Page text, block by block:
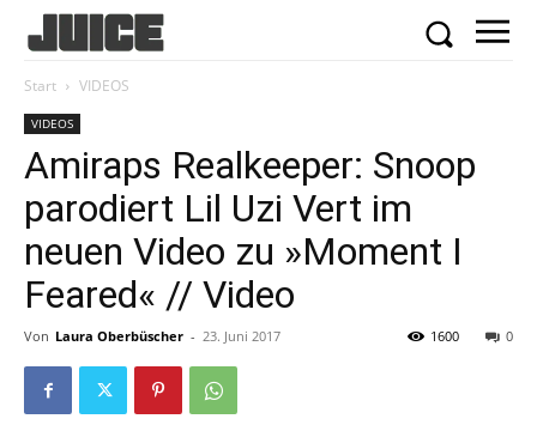
Start VIDEOS
VIDEOS
Amiraps Realkeeper: Snoop
parodiert Lil Uzi Vert im
neuen Video zu »Moment I
Feared« // Video
Von Laura Oberbüscher - 23. Juni 2017 0
1600